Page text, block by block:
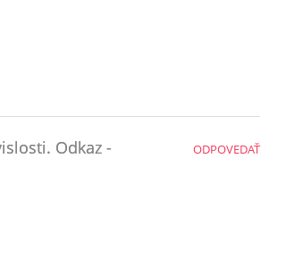
Odkaz -
ODPOVEDAŤ